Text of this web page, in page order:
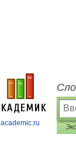
academic.ru